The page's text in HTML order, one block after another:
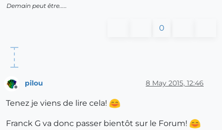
Demain peut être.....
0
Offline
pilou 8 May 2015, 12:46
Tenez je viens de lire cela!
Franck G va donc passer bientôt sur le Forum!